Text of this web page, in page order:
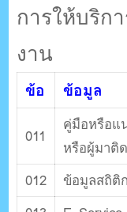
การให้บริก
งาน
ข้อ ข้อมูล
011
คู่มือหรือแ
หรือผู้มาติ
012
ข้อมูลสถิติ